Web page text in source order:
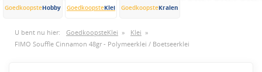
GoedkoopsteHobby GoedkoopsteKlei GoedkoopsteKralen
U bent nu hier: GoedkoopsteKlei » Klei »
FIMO Souffle Cinnamon 48gr - Polymeerklei / Boetseerklei